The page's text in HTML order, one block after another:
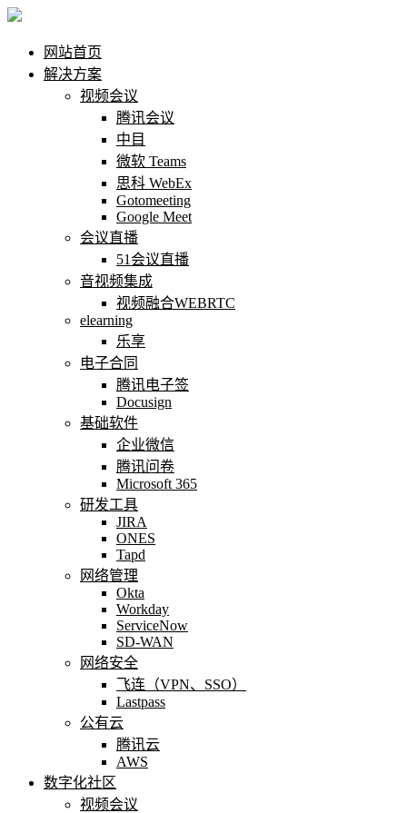
网站首页
解决方案
视频会议
腾讯会议
中目
微软 Teams
思科 WebEx
Gotomeeting
Google Meet
会议直播
51会议直播
音视频集成
视频融合WEBRTC
elearning
乐享
电子合同
腾讯电子签
Docusign
基础软件
企业微信
腾讯问卷
Microsoft 365
研发工具
JIRA
ONES
Tapd
网络管理
Okta
Workday
ServiceNow
SD-WAN
网络安全
飞连（VPN、SSO）
Lastpass
公有云
腾讯云
AWS
数字化社区
视频会议